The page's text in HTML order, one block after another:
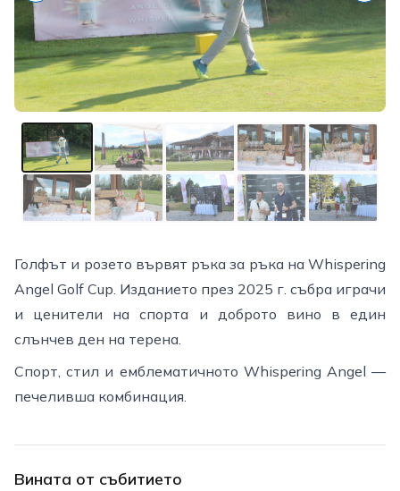
Голфът и розето вървят ръка за ръка на Whispering
Angel Golf Cup. Изданието през 2025 г. събра играчи
и ценители на спорта и доброто вино в един
слънчев ден на терена.
Спорт, стил и емблематичното Whispering Angel —
печеливша комбинация.
Вината от събитието